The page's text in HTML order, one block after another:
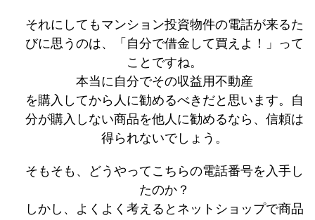
それにしてもマンション投資物件の電話が来るた
びに思うのは、「自分で借金して買えよ！」って
ことですね。
本当に自分でその収益用不動産
を購入してから人に勧めるべきだと思います。自
分が購入しない商品を他人に勧めるなら、信頼は
得られないでしょう。
そもそも、どうやってこちらの電話番号を入手し
たのか？
しかし、よくよく考えるとネットショップで商品